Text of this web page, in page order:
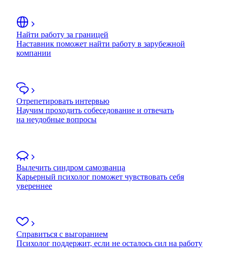
Найти работу за границей
Наставник поможет найти работу в зарубежной
компании
Отрепетировать интервью
Научим проходить собеседование и отвечать
на неудобные вопросы
Вылечить синдром самозванца
Карьерный психолог поможет чувствовать себя
увереннее
Справиться с выгоранием
Психолог поддержит, если не осталось сил на работу